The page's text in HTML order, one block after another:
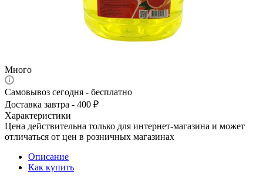
Много
Самовывоз сегодня - бесплатно
Доставка завтра - 400 ₽
Характеристики
Цена действительна только для интернет-магазина и может
отличаться от цен в розничных магазинах
Описание
Как купить